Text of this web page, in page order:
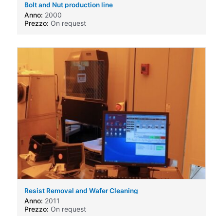
Bolt and Nut production line
Anno: 2000
Prezzo: On request
Resist Removal and Wafer Cleaning
Machine,produced by Solid State Equipment Corp
SSEC 3300
Anno: 2011
Prezzo: On request